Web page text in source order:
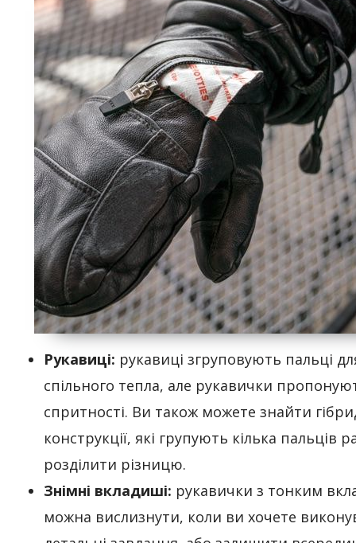
Рукавиці: рукавиці згруповують пальці
спільного тепла, але рукавички
спритності. Ви також можете знайти
конструкції, які групують кілька пальців
розділити різницю.
Знімні вкладиші: рукавички з тонким
можна вислизнути, коли ви хочете